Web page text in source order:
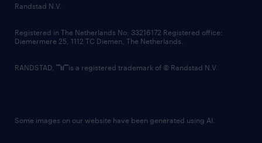
country websites
Randstad N.V.
Registered in The Netherlands No: 33216172 Registered office:
Diemermere 25, 1112 TC Diemen, The Netherlands.
RANDSTAD, is a registered trademark of © Randstad N.V.
Some images on our website have been generated using AI.